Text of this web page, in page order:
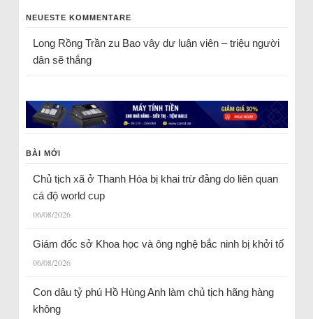
NEUESTE KOMMENTARE
Long Rồng Trầnzu Bao vây dư luận viên – triệu người
dân sẽ thắng
BÀI MỚI
Chủ tịch xã ở Thanh Hóa bị khai trừ đảng do liên quan
cá độ world cup
06/08/2026
Giám đốc sở Khoa học và ông nghệ bắc ninh bị khởi tố
06/08/2026
Con dâu tỷ phú Hồ Hùng Anh làm chủ tịch hãng hàng
không